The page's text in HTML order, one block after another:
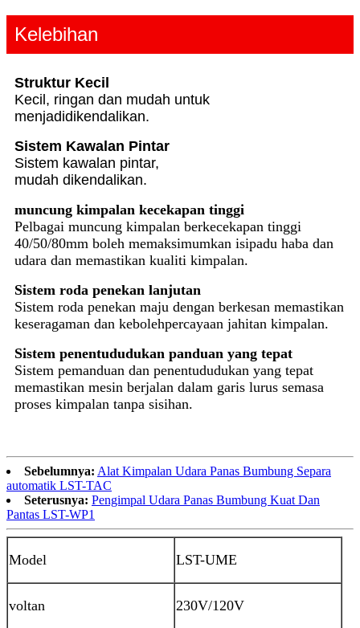
Kelebihan
Struktur Kecil
Kecil, ringan dan mudah untuk
menjadidikendalikan.
Sistem Kawalan Pintar
Sistem kawalan pintar,
mudah dikendalikan.
muncung kimpalan kecekapan tinggi
Pelbagai muncung kimpalan berkecekapan tinggi
40/50/80mm boleh memaksimumkan isipadu haba dan
udara dan memastikan kualiti kimpalan.
Sistem roda penekan lanjutan
Sistem roda penekan maju dengan berkesan memastikan
keseragaman dan kebolehpercayaan jahitan kimpalan.
Sistem penentududukan panduan yang tepat
Sistem pemanduan dan penentududukan yang tepat
memastikan mesin berjalan dalam garis lurus semasa
proses kimpalan tanpa sisihan.
Sebelumnya: Alat Kimpalan Udara Panas Bumbung Separa
automatik LST-TAC
Seterusnya: Pengimpal Udara Panas Bumbung Kuat Dan
Pantas LST-WP1
Model LST-UME
voltan 230V/120V